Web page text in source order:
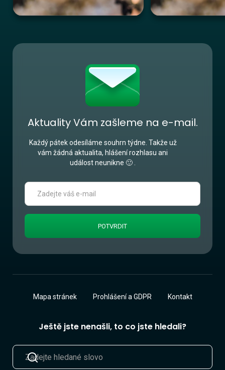
Aktuality Vám zašleme na e-mail.
Každý pátek odesíláme souhrn týdne. Takže už
vám žádná aktualita, hlášení rozhlasu ani
událost neunikne 🙂 .
Ještě jste nenašli, to co jste hledali?
Mapa stránek Prohlášení a GDPR Kontakt